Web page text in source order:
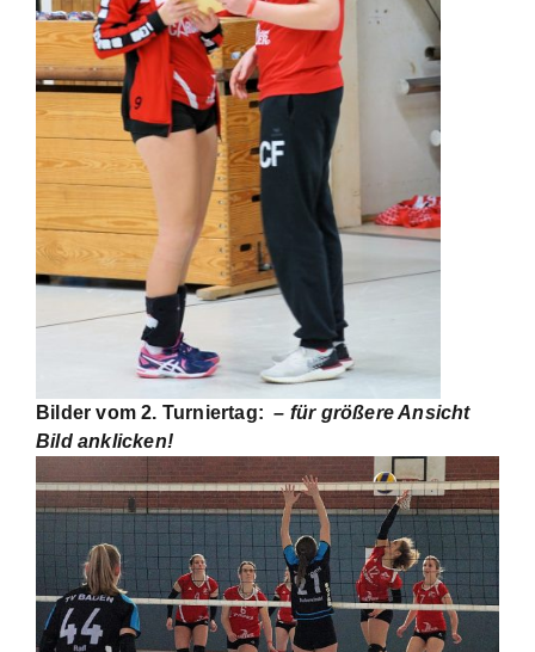
Bilder vom 2. Turniertag: – für größere Ansicht
Bild anklicken!